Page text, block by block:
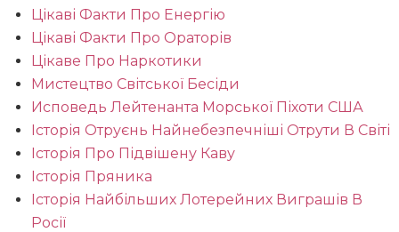
Цікаві Факти Про Енергію
Цікаві Факти Про Ораторів
Цікаве Про Наркотики
Мистецтво Світської Бесіди
Исповедь Лейтенанта Морської Піхоти США
Історія Отруєнь Найнебезпечніші Отрути В Світі
Історія Про Підвішену Каву
Історія Пряника
Історія Найбільших Лотерейних Виграшів В
Росії